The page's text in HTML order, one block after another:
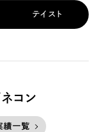
テイスト
コン
績一覧